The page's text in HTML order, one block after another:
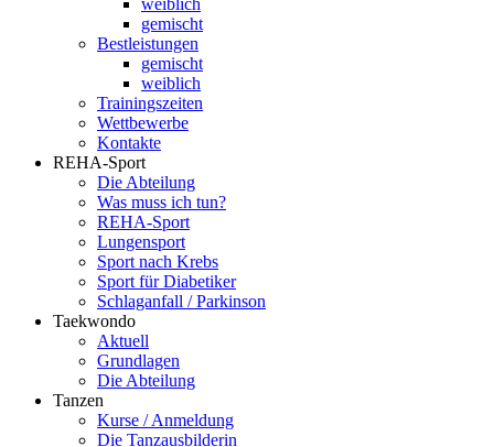
weiblich
gemischt
Bestleistungen
gemischt
weiblich
Trainingszeiten
Wettbewerbe
Kontakte
REHA-Sport
Die Abteilung
Was muss ich tun?
REHA-Sport
Lungensport
Sport nach Krebs
Sport für Diabetiker
Schlaganfall / Parkinson
Taekwondo
Aktuell
Grundlagen
Die Abteilung
Tanzen
Kurse / Anmeldung
Die Tanzausbilderin